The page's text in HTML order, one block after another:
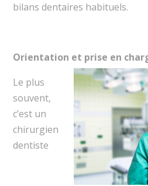
bilans dentaires habituels.
Orientation et prise en
Le plus
souvent,
c’est un
chirurgien
dentiste